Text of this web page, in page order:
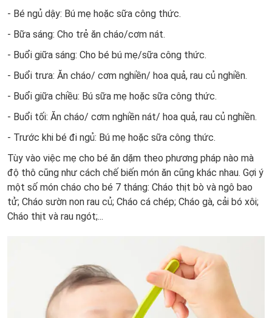
- Bé ngủ dậy: Bú mẹ hoặc sữa công thức.
- Bữa sáng: Cho trẻ ăn cháo/cơm nát.
- Buổi giữa sáng: Cho bé bú mẹ/sữa công thức.
- Buổi trưa: Ăn cháo/ cơm nghiền/ hoa quả, rau củ nghiền.
- Buổi giữa chiều: Bú sữa mẹ hoặc sữa công thức.
- Buổi tối: Ăn cháo/ cơm nghiền nát/ hoa quả, rau củ nghiền.
- Trước khi bé đi ngủ: Bú mẹ hoặc sữa công thức.
Tùy vào việc mẹ cho bé ăn dặm theo phương pháp nào mà
độ thô cũng như cách chế biến món ăn cũng khác nhau. Gợi ý
một số món cháo cho bé 7 tháng: Cháo thịt bò và ngô bao
tử; Cháo sườn non rau củ; Cháo cá chép; Cháo gà, cải bó xôi;
Cháo thịt và rau ngót;...